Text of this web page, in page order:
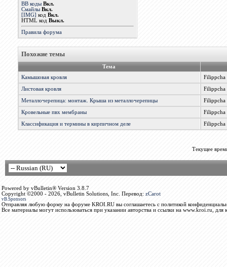
BB коды Вкл.
Смайлы Вкл.
[IMG] код Вкл.
HTML код Выкл.
Правила форума
Похожие темы
Тема
Камышовая кровля
Filippcha
Листовая кровля Filippcha
Металлочерепица: монтаж. Крыша из металлочерепицы Filippcha
Кровельные пвх мембраны Filippcha
Классификация и термины в кирпичном деле Filippcha
Текущее
Powered by vBulletin® Version 3.8.7
Copyright ©2000 - 2026, vBulletin Solutions, Inc. Перевод: zCarot
vB.Sponsors
Отправляя любую форму на форуме KROI.RU вы соглашаетесь с политикой
Все материалы могут использоваться при указании авторства и ссылки на www.kroi.ru, для